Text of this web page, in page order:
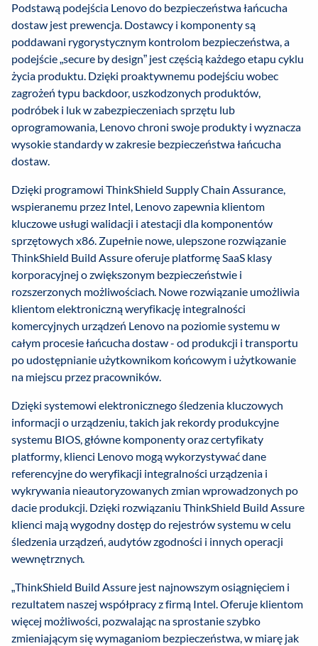
Podstawą podejścia Lenovo do bezpieczeństwa łańcucha
dostaw jest prewencja. Dostawcy i komponenty są
poddawani rygorystycznym kontrolom bezpieczeństwa, a
podejście „secure by design” jest częścią każdego etapu cyklu
życia produktu. Dzięki proaktywnemu podejściu wobec
zagrożeń typu backdoor, uszkodzonych produktów,
podróbek i luk w zabezpieczeniach sprzętu lub
oprogramowania, Lenovo chroni swoje produkty i wyznacza
wysokie standardy w zakresie bezpieczeństwa łańcucha
dostaw.
Dzięki programowi ThinkShield Supply Chain Assurance,
wspieranemu przez Intel, Lenovo zapewnia klientom
kluczowe usługi walidacji i atestacji dla komponentów
sprzętowych x86. Zupełnie nowe, ulepszone rozwiązanie
ThinkShield Build Assure oferuje platformę SaaS klasy
korporacyjnej o zwiększonym bezpieczeństwie i
rozszerzonych możliwościach. Nowe rozwiązanie umożliwia
klientom elektroniczną weryfikację integralności
komercyjnych urządzeń Lenovo na poziomie systemu w
całym procesie łańcucha dostaw - od produkcji i transportu
po udostępnianie użytkownikom końcowym i użytkowanie
na miejscu przez pracowników.
Dzięki systemowi elektronicznego śledzenia kluczowych
informacji o urządzeniu, takich jak rekordy produkcyjne
systemu BIOS, główne komponenty oraz certyfikaty
platformy, klienci Lenovo mogą wykorzystywać dane
referencyjne do weryfikacji integralności urządzenia i
wykrywania nieautoryzowanych zmian wprowadzonych po
dacie produkcji. Dzięki rozwiązaniu ThinkShield Build Assure
klienci mają wygodny dostęp do rejestrów systemu w celu
śledzenia urządzeń, audytów zgodności i innych operacji
wewnętrznych.
„ThinkShield Build Assure jest najnowszym osiągnięciem i
rezultatem naszej współpracy z firmą Intel. Oferuje klientom
więcej możliwości, pozwalając na sprostanie szybko
zmieniającym się wymaganiom bezpieczeństwa, w miarę jak